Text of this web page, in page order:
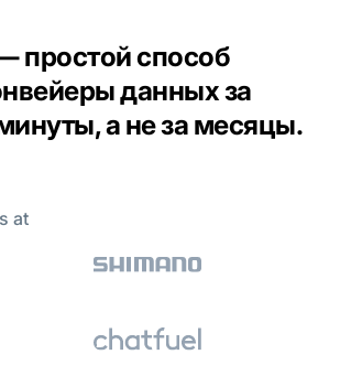
простой способ
данных за
а не за месяцы.
at